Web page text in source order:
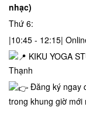
nhạc)
Thứ 6:
|10:45 - 12:15|
KIKU YOGA
Thạnh
Đăng ký ngay
trong khung giờ mới